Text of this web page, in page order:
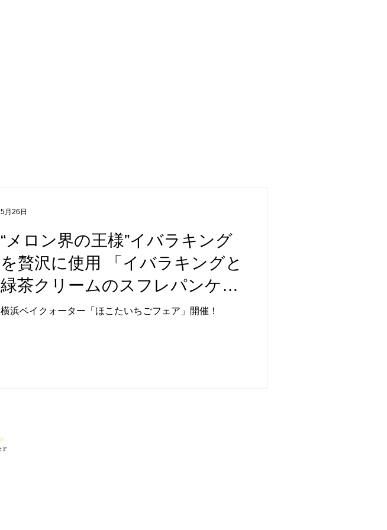
“メロン界の王様”イバラキング
を贅沢に使用 「イバラキングと
緑茶クリームのスフレパンケー
キ」発売
横浜ベイクォーター「ほこたいちごフェア」開催！
5月26日